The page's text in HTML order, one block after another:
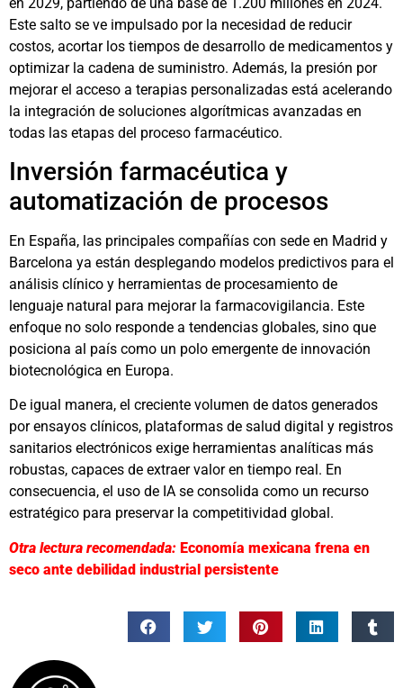
Este salto se ve impulsado por la necesidad de reducir
costos, acortar los tiempos de desarrollo de medicamentos y
optimizar la cadena de suministro. Además, la presión por
mejorar el acceso a terapias personalizadas está acelerando
la integración de soluciones algorítmicas avanzadas en
todas las etapas del proceso farmacéutico.
Inversión farmacéutica y
automatización de procesos
En España, las principales compañías con sede en Madrid y
Barcelona ya están desplegando modelos predictivos para el
análisis clínico y herramientas de procesamiento de
lenguaje natural para mejorar la farmacovigilancia. Este
enfoque no solo responde a tendencias globales, sino que
posiciona al país como un polo emergente de innovación
biotecnológica en Europa.
De igual manera, el creciente volumen de datos generados
por ensayos clínicos, plataformas de salud digital y registros
sanitarios electrónicos exige herramientas analíticas más
robustas, capaces de extraer valor en tiempo real. En
consecuencia, el uso de IA se consolida como un recurso
estratégico para preservar la competitividad global.
Otra lectura recomendada: Economía mexicana frena en
seco ante debilidad industrial persistente